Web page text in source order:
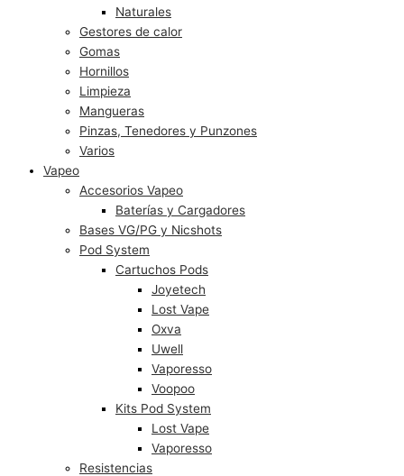
Naturales
Gestores de calor
Gomas
Hornillos
Limpieza
Mangueras
Pinzas, Tenedores y Punzones
Varios
Vapeo
Accesorios Vapeo
Baterías y Cargadores
Bases VG/PG y Nicshots
Pod System
Cartuchos Pods
Joyetech
Lost Vape
Oxva
Uwell
Vaporesso
Voopoo
Kits Pod System
Lost Vape
Vaporesso
Resistencias